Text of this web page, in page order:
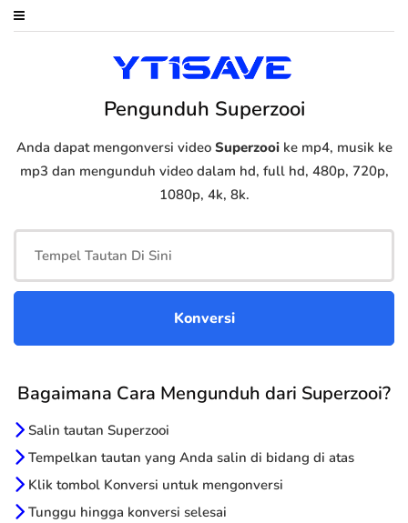
Pengunduh Superzooi
Anda dapat mengonversi video Superzooike mp4, musik ke
mp3 dan mengunduh video dalam hd, full hd, 480p, 720p,
1080p, 4k, 8k.
Bagaimana Cara Mengunduh dari Superzooi?
Salin tautan Superzooi
Tempelkan tautan yang Anda salin di bidang di atas
Klik tombol Konversi untuk mengonversi
Tunggu hingga konversi selesai